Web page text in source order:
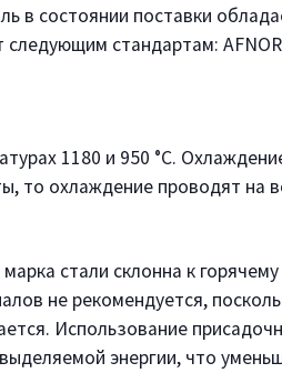
в состоянии поставки
стандартам:
1180 и 950 °C.
то охлаждение проводят на
стали склонна к
не рекомендуется,
Использование
энергии, что